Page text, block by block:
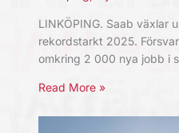
LINKÖPING. Saab växlar
rekordstarkt 2025.
omkring 2 000 nya jobb i
Read More »